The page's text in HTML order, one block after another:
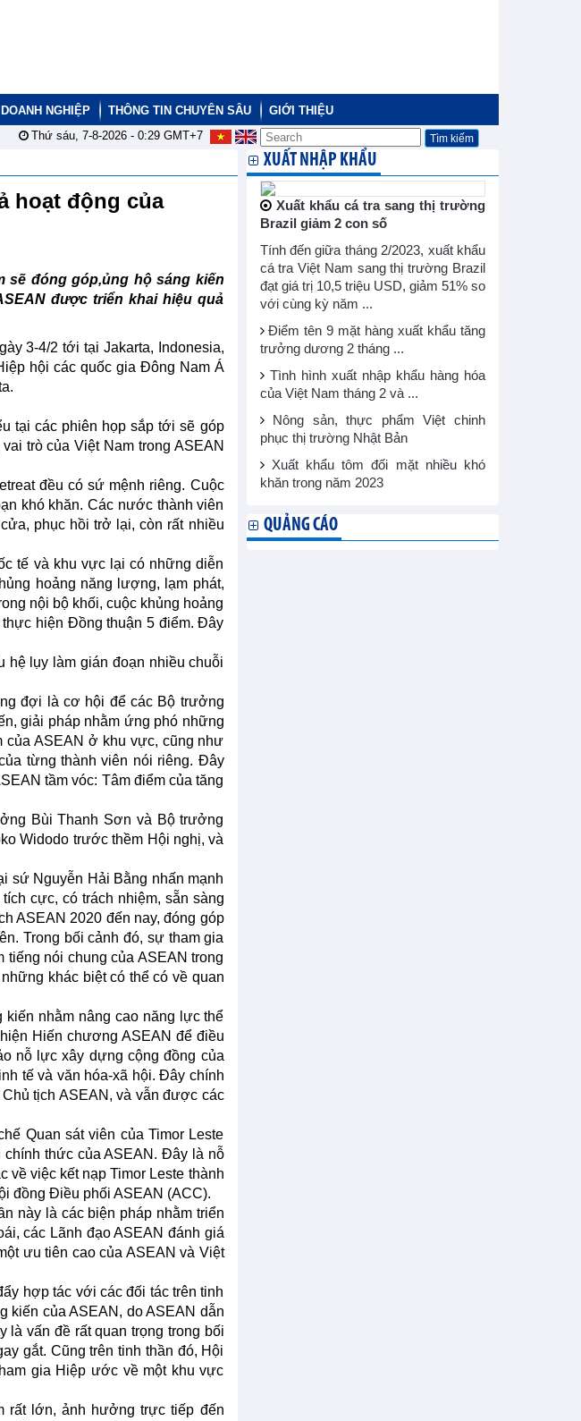
DOANH NGHIỆP THÔNG TIN CHUYÊN SÂU
GIỚI THIỆU
Thứ sáu, 7-8-2026 - 0:29GMT+7
hoạt động của
sẽ đóng góp,ủng hộ sáng kiến
được triển khai hiệu quả
3-4/2 tới tại Jakarta, Indonesia,
hội các quốc gia Đông Nam Á
tại các phiên họp sắp tới sẽ góp
trò của Việt Nam trong ASEAN
đều có sứ mệnh riêng. Cuộc
khó khăn. Các nước thành viên
phục hồi trở lại, còn rất nhiều
tế và khu vực lại có những diễn
hoảng năng lượng, lạm phát,
nội bộ khối, cuộc khủng hoảng
hiện Đồng thuận 5 điểm. Đây
hệ lụy làm gián đoạn nhiều chuỗi
đợi là cơ hội để các Bộ trưởng
giải pháp nhằm ứng phó những
của ASEAN ở khu vực, cũng như
từng thành viên nói riêng. Đây
tầm vóc: Tâm điểm của tăng
Bùi Thanh Sơn và Bộ trưởng
Widodo trước thềm Hội nghị, và
sứ Nguyễn Hải Bằng nhấn mạnh
cực, có trách nhiệm, sẵn sàng
ASEAN 2020 đến nay, đóng góp
Trong bối cảnh đó, sự tham gia
nói chung của ASEAN trong
khác biệt có thể có về quan
kiến nhằm nâng cao năng lực thể
Hiến chương ASEAN để điều
nỗ lực xây dựng cộng đồng của
tế và văn hóa-xã hội. Đây chính
tịch ASEAN, và vẫn được các
Quan sát viên của Timor Leste
chính thức của ASEAN. Đây là nỗ
về việc kết nạp Timor Leste thành
đồng Điều phối ASEAN (ACC).
này là các biện pháp nhằm triển
các Lãnh đạo ASEAN đánh giá
ưu tiên cao của ASEAN và Việt
hợp tác với các đối tác trên tinh
kiến của ASEAN, do ASEAN dẫn
vấn đề rất quan trọng trong bối
gắt. Cũng trên tinh thần đó, Hội
gia Hiệp ước về một khu vực
rất lớn, ảnh hưởng trực tiếp đến
XUẤT NHẬP KHẨU
Xuất khẩu cá tra sang thị trường
Brazil giảm 2 con số
Tính đến giữa tháng 2/2023, xuất khẩu
cá tra Việt Nam sang thị trường Brazil
đạt giá trị 10,5 triệu USD, giảm 51% so
với cùng kỳ năm ...
Điểm tên 9 mặt hàng xuất khẩu tăng
trưởng dương 2 tháng ...
Tình hình xuất nhập khẩu hàng hóa
của Việt Nam tháng 2 và ...
Nông sản, thực phẩm Việt chinh
phục thị trường Nhật Bản
Xuất khẩu tôm đối mặt nhiều khó
khăn trong năm 2023
QUẢNG CÁO